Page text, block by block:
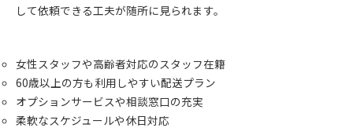
して依頼できる工夫が随所に見られます。
女性スタッフや高齢者対応のスタッフ在籍
60歳以上の方も利用しやすい配送プラン
オプションサービスや相談窓口の充実
柔軟なスケジュールや休日対応